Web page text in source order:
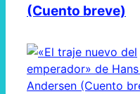
(Cuento breve)